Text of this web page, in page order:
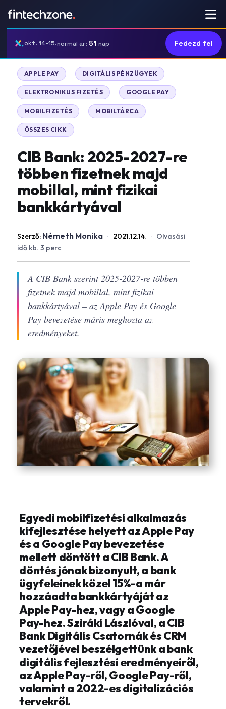
okt. 14-15.normál ár: 51 nap Fedezd fel
APPLE PAY DIGITÁLIS PÉNZÜGYEK
ELEKTRONIKUS FIZETÉS | GOOGLE PAY
MOBILFIZETÉS | MOBILTÁRCA
ÖSSZES CIKK
CIB Bank: 2025-2027-re
többen fizetnek majd
mobillal, mint fizikai
bankkártyával
Szerző: Németh Monika · 2021.12.14. · Olvasási
idő kb. 3 perc
A CIB Bank szerint 2025-2027-re többen
fizetnek majd mobillal, mint fizikai
bankkártyával – az Apple Pay és Google
Pay bevezetése máris meghozta az
eredményeket.
Egyedi mobilfizetési alkalmazás
kifejlesztése helyett az Apple Pay
és a Google Pay bevezetése
mellett döntött a CIB Bank. A
döntés jónak bizonyult, a bank
ügyfeleinek közel 15%-a már
hozzáadta bankkártyáját az
Apple Pay-hez, vagy a Google
Pay-hez. Sziráki Lászlóval, a CIB
Bank Digitális Csatornák és CRM
vezetőjével beszélgettünk a bank
digitális fejlesztési eredményeiről,
az Apple Pay-ről, Google Pay-ről,
valamint a 2022-es digitalizációs
tervekről.